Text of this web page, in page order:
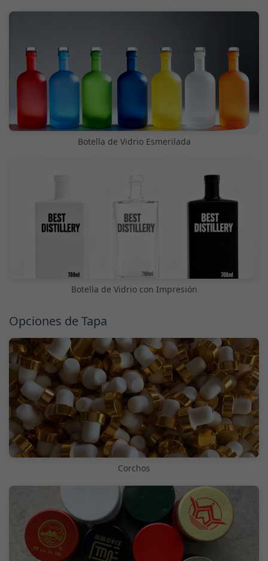
Botella de Vidrio Esmerilada
Botella de Vidrio con Impresión
Opciones de Tapa
Corchos